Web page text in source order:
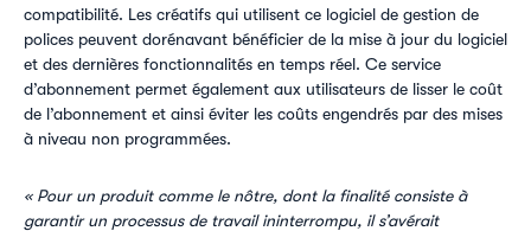
compatibilité. Les créatifs qui utilisent ce logiciel de gestion de
polices peuvent dorénavant bénéficier de la mise à jour du logiciel
et des dernières fonctionnalités en temps réel. Ce service
d’abonnement permet également aux utilisateurs de lisser le coût
de l’abonnement et ainsi éviter les coûts engendrés par des mises
à niveau non programmées.
« Pour un produit comme le nôtre, dont la finalité consiste à
garantir un processus de travail ininterrompu, il s’avérait